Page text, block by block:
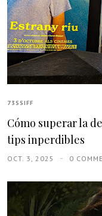
73SSIFF
Cómo superar la
tips inperdibles
OCT. 3, 2025 0